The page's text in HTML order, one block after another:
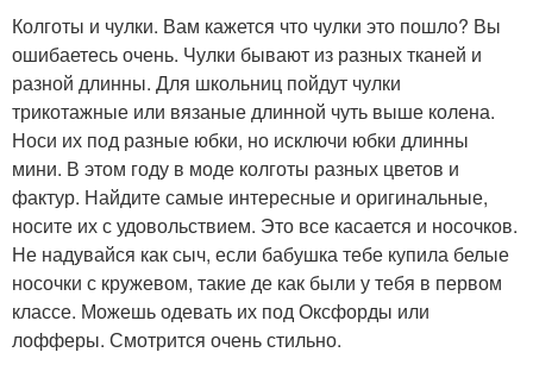
Колготы и чулки. Вам кажется что чулки это пошло? Вы
ошибаетесь очень. Чулки бывают из разных тканей и
разной длинны. Для школьниц пойдут чулки
трикотажные или вязаные длинной чуть выше колена.
Носи их под разные юбки, но исключи юбки длинны
мини. В этом году в моде колготы разных цветов и
фактур. Найдите самые интересные и оригинальные,
носите их с удовольствием. Это все касается и носочков.
Не надувайся как сыч, если бабушка тебе купила белые
носочки с кружевом, такие де как были у тебя в первом
классе. Можешь одевать их под Оксфорды или
лофферы. Смотрится очень стильно.